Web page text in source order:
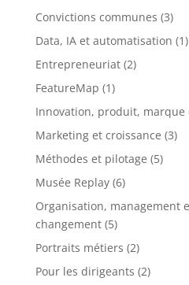
Convictions communes (3)
Data, IA et automatisation (1)
Entrepreneuriat(2)
FeatureMap (1)
Innovation, produit, marque
Marketing et croissance (3)
Méthodes et pilotage (5)
Musée Replay(6)
Organisation, management
changement(5)
Portraits métiers (2)
Pour les dirigeants (2)